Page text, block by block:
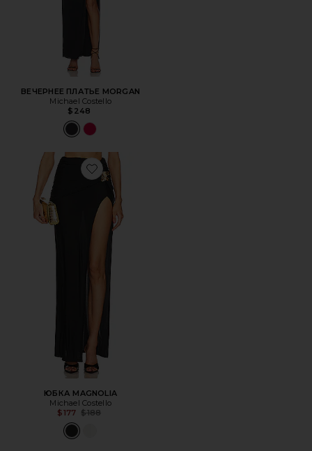
ВЕЧЕРНЕЕ ПЛАТЬЕ MORGAN
Michael Costello
$248
Favorite ЮБКА MAGNOLIA
ЮБКА MAGNOLIA
Michael Costello
$177 Previous price:
$188